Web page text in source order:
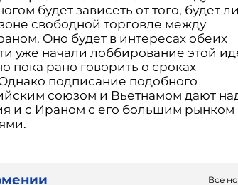
будет зависеть от того, будет ли
свободной торговле между
Оно будет в интересах обеих
уже начали лоббирование этой
пока рано говорить о сроках
подписание подобного
союзом и Вьетнамом дают
и с Ираном с его большим рынком
Все